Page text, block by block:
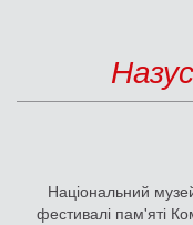
Національний
фестивалі пам'яті